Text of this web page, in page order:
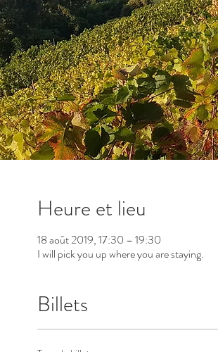
Heure et lieu
18 août 2019, 17:30 – 19:30
I will pick you up where you are staying.
Billets